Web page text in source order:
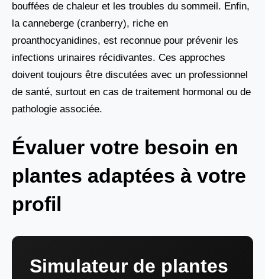
bouffées de chaleur et les troubles du sommeil. Enfin,
la canneberge (cranberry), riche en
proanthocyanidines, est reconnue pour prévenir les
infections urinaires récidivantes. Ces approches
doivent toujours être discutées avec un professionnel
de santé, surtout en cas de traitement hormonal ou de
pathologie associée.
Évaluer votre besoin en
plantes adaptées à votre
profil
Simulateur de plantes